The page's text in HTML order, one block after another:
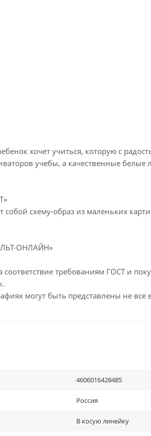
хочет учиться, которую с
учебы, а качественные
схему-образ из маленьких
ОНЛАЙН»
требованиям ГОСТ и
могут быть представлены не все
4606016428485
Россия
В косую линейку